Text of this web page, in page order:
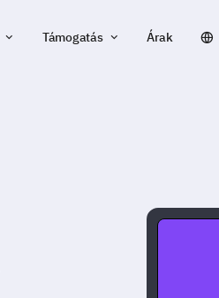
Támogatás Árak